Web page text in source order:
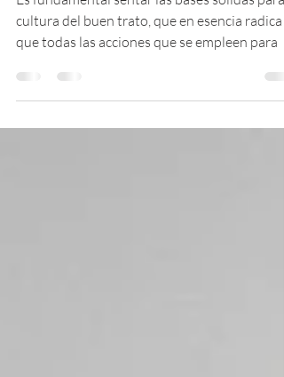
Es fundamental sentar las bases sólidas para
que todas las acciones que se empleen para